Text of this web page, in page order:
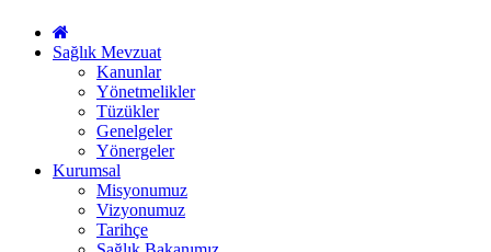
Sağlık Mevzuat
Kanunlar
Yönetmelikler
Tüzükler
Genelgeler
Yönergeler
Kurumsal
Misyonumuz
Vizyonumuz
Tarihçe